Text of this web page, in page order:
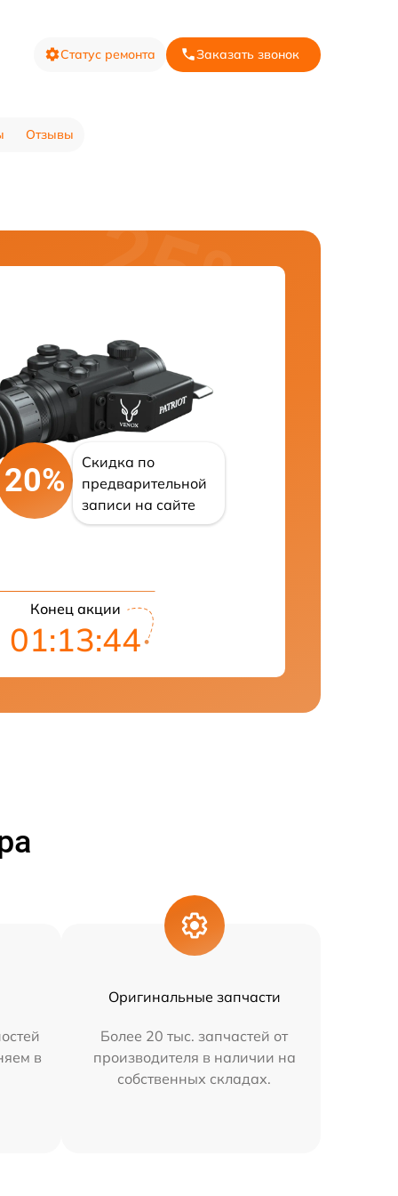
Статус ремонта Заказать звонок
Отзывы
20%
Скидка по
предварительной
записи на сайте
Конец акции
01:13:43
в
Оригинальные запчасти
Более 20 тыс. запчастей от
производителя в наличии на
собственных складах.